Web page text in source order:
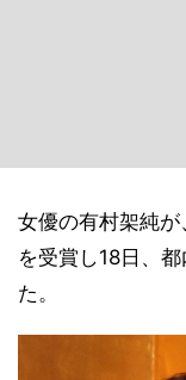
女優の有村架純
を受賞し18日、
た。